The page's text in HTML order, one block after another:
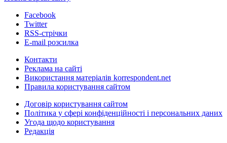
Facebook
Twitter
RSS-стрічки
E-mail розсилка
Контакти
Реклама на сайті
Використання матеріалів korrespondent.net
Правила користування сайтом
Договір користування сайтом
Політика у сфері конфіденційності і персональних даних
Угода щодо користування
Редакція